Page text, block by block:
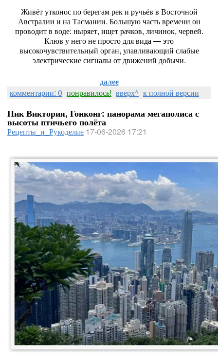
Живётутконоспоберегамреки ручьёв в Восточной
Австралии и наТасмании. Большуючастьвремени он
проводитв воде: ныряет, ищетрачков, личинок, червей.
Клюв унегонепростодлявида— это
высокочувствительный орган, улавливающий слабые
электрическиесигналыотдвижений добычи.
далее
комментарии: 0 понравилось! вверх^ к полной версии
Пик Виктория, Гонконг: панорама мегаполиса с
высоты птичьего полёта
Рецепты_и_Рукоделие 17-06-2026 17:21